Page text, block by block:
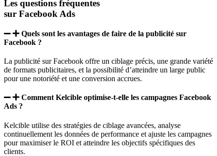
Les questions fréquentes
sur Facebook Ads
Quels sont les avantages de faire de la publicité sur
Facebook ?
La publicité sur Facebook offre un ciblage précis, une grande variété
de formats publicitaires, et la possibilité d’atteindre un large public
pour une notoriété et une conversion accrues.
Comment Kelcible optimise-t-elle les campagnes Facebook
Ads ?
Kelcible utilise des stratégies de ciblage avancées, analyse
continuellement les données de performance et ajuste les campagnes
pour maximiser le ROI et atteindre les objectifs spécifiques des
clients.